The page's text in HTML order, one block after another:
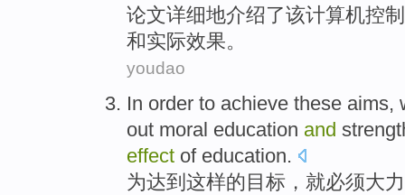
论文详细地介绍了该计算机控制
和实际效果。
youdao
In order to achieve these aims,
out moral education and
effect of education.
为达到 这样的 目标 ，就必须大力